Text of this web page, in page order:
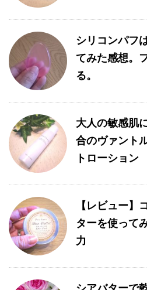
シリコンパフ
てみた感想。
る。
大人の敏感肌
合のヴァント
トローション
【レビュー】
ターを使って
力